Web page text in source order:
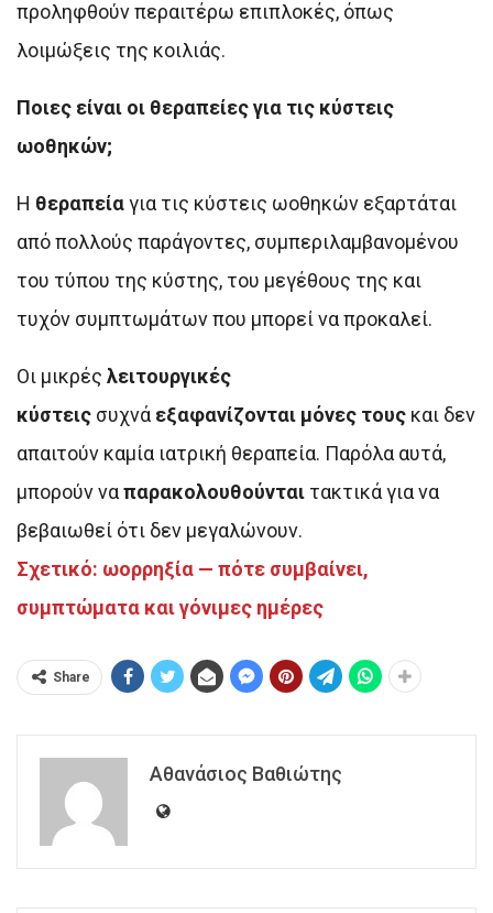
προληφθούν περαιτέρω επιπλοκές, όπως
λοιμώξεις της κοιλιάς.
Ποιες είναι οι θεραπείες για τις κύστεις
ωοθηκών;
Η θεραπείαγια τις κύστεις ωοθηκών εξαρτάται
από πολλούς παράγοντες, συμπεριλαμβανομένου
του τύπου της κύστης, του μεγέθους της και
τυχόν συμπτωμάτων που μπορεί να προκαλεί.
Οι μικρές λειτουργικές
κύστεις συχνά εξαφανίζονται μόνες τους και δεν
απαιτούν καμία ιατρική θεραπεία. Παρόλα αυτά,
μπορούν ναπαρακολουθούνται τακτικά για να
βεβαιωθεί ότι δεν μεγαλώνουν.
Σχετικό: ωορρηξία — πότε συμβαίνει,
συμπτώματα και γόνιμες ημέρες
Share
Αθανάσιος Βαθιώτης